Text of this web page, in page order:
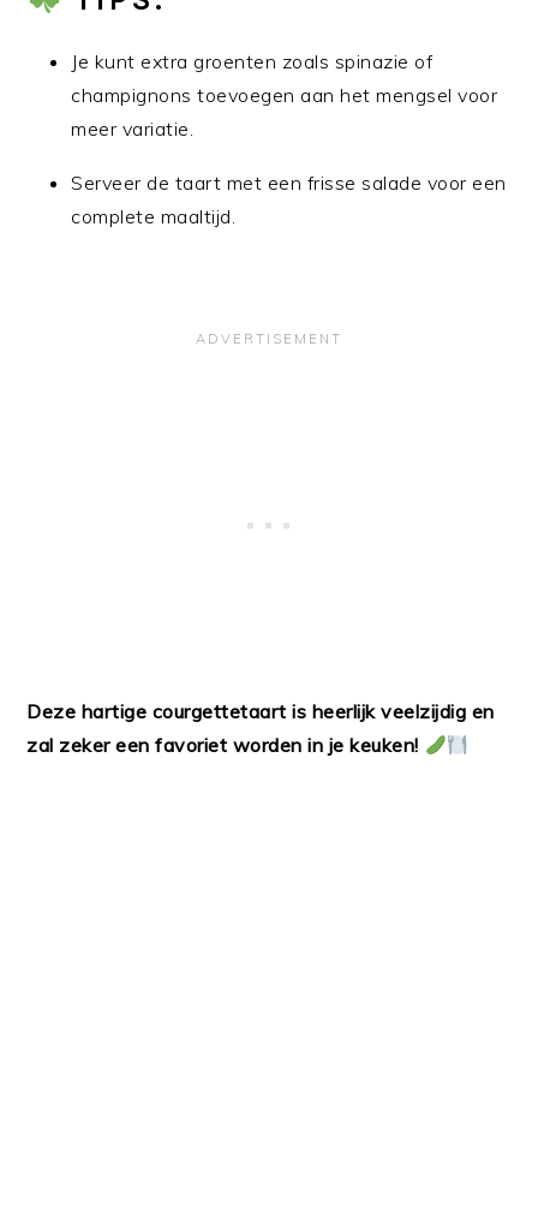
Je kunt extra groenten zoals spinazie of
champignons toevoegen aan het mengsel voor
meer variatie.
Serveer de taart met een frisse salade voor een
complete maaltijd.
Deze hartige courgettetaart is heerlijk veelzijdig en
zal zeker een favoriet worden in je keuken!